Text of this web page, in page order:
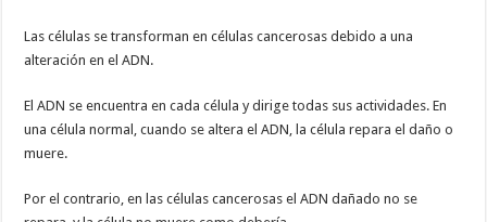
Las células se transforman en células cancerosas debido a una
alteración en el ADN.
El ADN se encuentra en cada célula y dirige todas sus actividades. En
una célula normal, cuando se altera el ADN, la célula repara el daño o
muere.
Por el contrario, en las células cancerosas el ADN dañado no se